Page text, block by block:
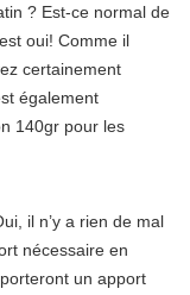
? Est-ce normal de
oui! Comme il
certainement
également
140gr pour les
il n’y a rien de mal
nécessaire en
un apport